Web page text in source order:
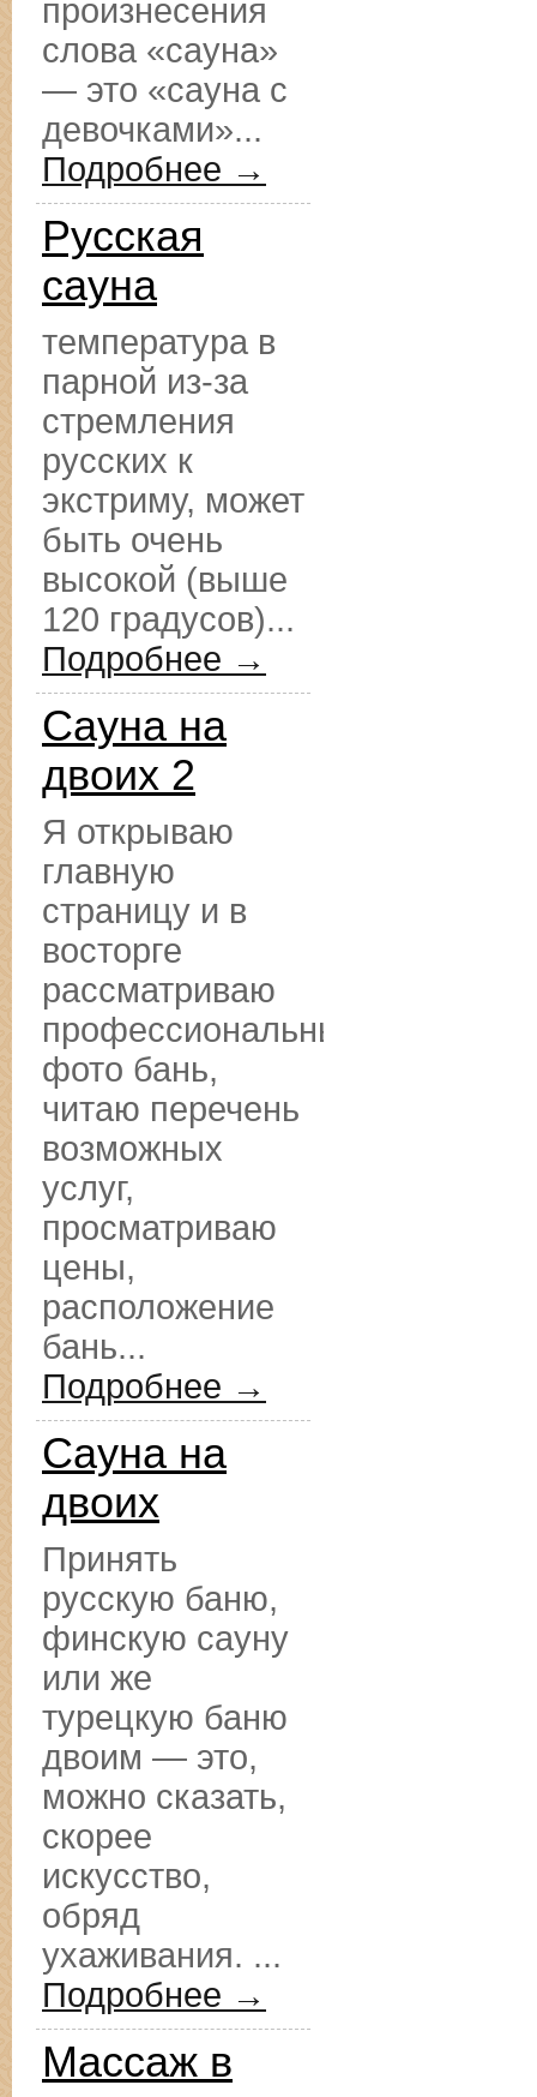
произнесения
слова «сауна»
— это «сауна с
девочками»...
Подробнее →
Русская
сауна
температура в
парной из-за
стремления
русских к
экстриму, может
быть очень
высокой (выше
120 градусов)...
Подробнее →
Сауна на
двоих 2
Я открываю
главную
страницу и в
восторге
рассматриваю
профессиональные
фото бань,
читаю перечень
возможных
услуг,
просматриваю
цены,
расположение
бань...
Подробнее →
Сауна на
двоих
Принять
русскую баню,
финскую сауну
или же
турецкую баню
двоим — это,
можно сказать,
скорее
искусство,
обряд
ухаживания. ...
Подробнее →
Массаж в